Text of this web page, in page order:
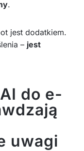
.
jest dodatkiem.
– jest
do e-
uwagi